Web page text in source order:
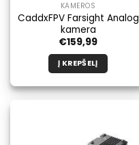
KAMEROS
CaddxFPV Farsight Analog
kamera
€159,99
Į KREPŠELĮ